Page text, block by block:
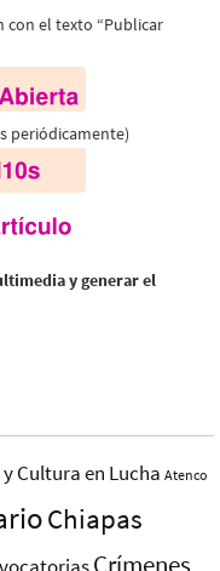
con el texto “Publicar
periódicamente)
y generar el
Cultura en Lucha Atenco
Chiapas
Crímenes